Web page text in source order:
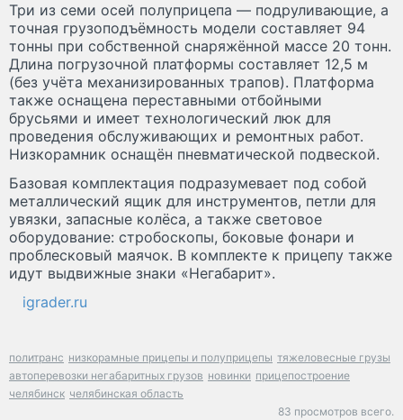
Три из семи осей полуприцепа — подруливающие, а
точная грузоподъёмность модели составляет 94
тонны при собственной снаряжённой массе 20 тонн.
Длина погрузочной платформы составляет 12,5 м
(без учёта механизированных трапов). Платформа
также оснащена переставными отбойными
брусьями и имеет технологический люк для
проведения обслуживающих и ремонтных работ.
Низкорамник оснащён пневматической подвеской.
Базовая комплектация подразумевает под собой
металлический ящик для инструментов, петли для
увязки, запасные колёса, а также световое
оборудование: стробоскопы, боковые фонари и
проблесковый маячок. В комплекте к прицепу также
идут выдвижные знаки «Негабарит».
igrader.ru
политранс низкорамные прицепы и полуприцепы тяжеловесные грузы
автоперевозки негабаритных грузов новинки прицепостроение
челябинск челябинская область
83 просмотров всего.